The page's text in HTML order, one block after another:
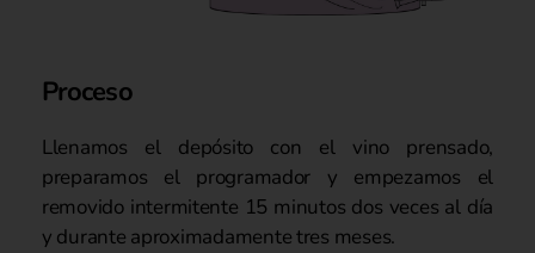
Proceso
Llenamos el depósito con el vino prensado,
preparamos el programador y empezamos el
removido intermitente 15 minutos dos veces al día
y durante aproximadamente tres meses.